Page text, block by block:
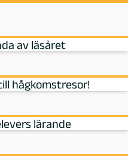
av läsåret
hågkomstresor!
lärande